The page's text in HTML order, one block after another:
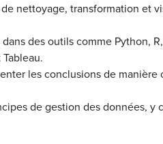
nettoyage, transformation et
des outils comme Python,
les conclusions de manière
de gestion des données, y